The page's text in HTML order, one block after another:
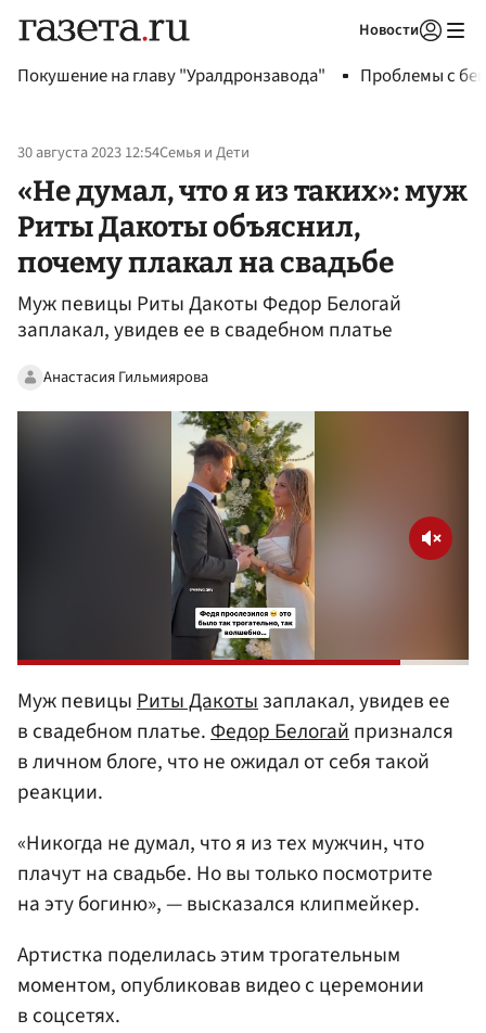
Новости
Покушение на главу "Уралдронзавода" Проблемы с
30 августа 2023 12:54Семья и Дети
«Не думал, что я из таких»: муж
Риты Дакоты объяснил,
почему плакал на свадьбе
Муж певицы Риты Дакоты Федор Белогай
заплакал, увидев ее в свадебном платье
Анастасия Гильмиярова
Муж певицыРиты Дакотызаплакал, увидев ее
в свадебном платье.Федор Белогайпризнался
в личном блоге, что не ожидал от себя такой
реакции.
«Никогда не думал, что я из тех мужчин, что
плачут на свадьбе. Но вы только посмотрите
на эту богиню», — высказался клипмейкер.
Артистка поделилась этим трогательным
моментом, опубликовав видео с церемонии
в соцсетях.